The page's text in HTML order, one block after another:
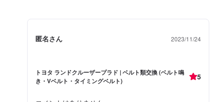
匿名さん 2023/11/24
トヨタ ランドクルーザープラド | ベルト類交換 (ベルト鳴
き・Vベルト・タイミングベルト)
5